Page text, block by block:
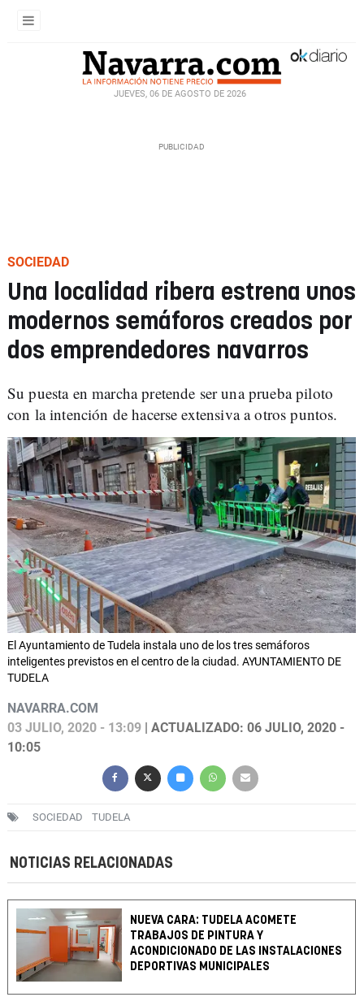
JUEVES, 06 DE AGOSTO DE 2026
SOCIEDAD
Una localidad ribera estrena unos
modernos semáforos creados por
dos emprendedores navarros
Su puesta en marcha pretende ser una prueba piloto
con la intención de hacerse extensiva a otros puntos.
El Ayuntamiento de Tudela instala uno de los tres semáforos
inteligentes previstos en el centro de la ciudad. AYUNTAMIENTO DE
TUDELA
NAVARRA.COM
03 JULIO, 2020 - 13:09 | ACTUALIZADO: 06 JULIO, 2020 -
10:05
SOCIEDAD TUDELA
NOTICIAS RELACIONADAS
NUEVA CARA: TUDELA ACOMETE
TRABAJOS DE PINTURA Y
ACONDICIONADO DE LAS INSTALACIONES
DEPORTIVAS MUNICIPALES